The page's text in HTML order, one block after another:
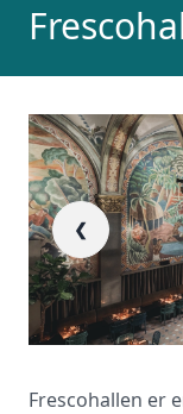
❮
Frescohallen er